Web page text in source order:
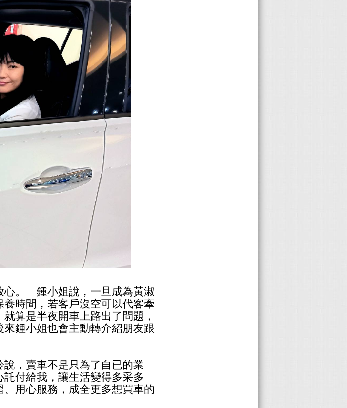
心。」鍾小姐說，一旦成為黃淑
時間，若客戶沒空可以代客牽
算是半夜開車上路出了問題，
鍾小姐也會主動轉介紹朋友跟
說，賣車不是只為了自已的業
付給我，讓生活變得多采多
用心服務，成全更多想買車的